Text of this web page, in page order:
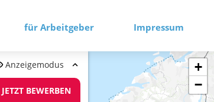
für Arbeitgeber Impressum
Anzeigemodus
JETZT BEWERBEN
+
−